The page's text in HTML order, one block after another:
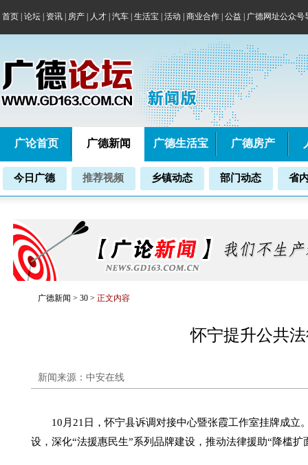
首页 论坛 资讯 房产 人才 汽车 生活宝 活动 商业合作 公益 广德网址公众号
广论首页 广德新闻 广德生活宝 广德房产
今日广德 推荐视频 乡镇动态 部门动态 省
广德新闻 > 30 > 正文内容
怀宁提升公共
新闻来源：中安在线
10月21日，怀宁县诉调对接中心暨张霞工作室挂牌成立
设，深化“法援惠民生”系列品牌建设，推动法律援助“降槛